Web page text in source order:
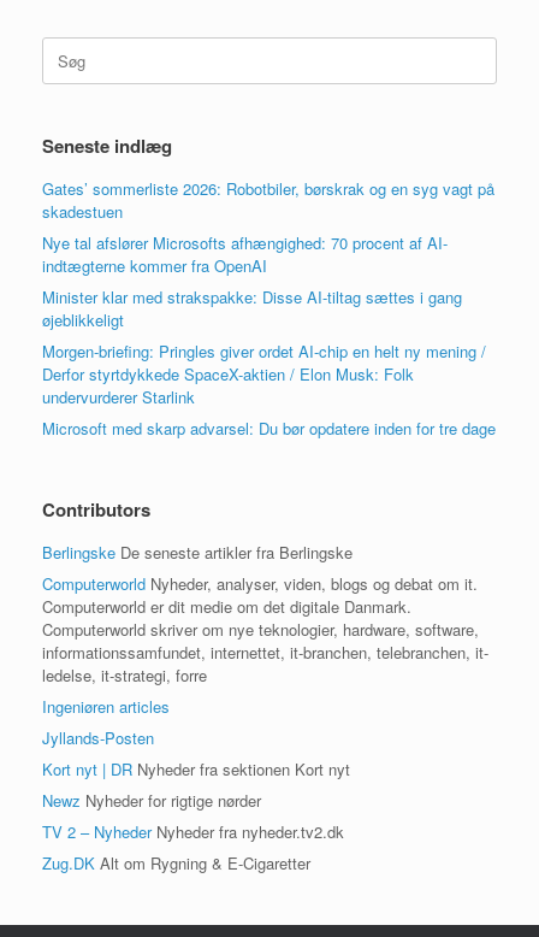
Søg
efter:
Seneste indlæg
Gates’ sommerliste 2026: Robotbiler, børskrak og en syg vagt på
skadestuen
Nye tal afslører Microsofts afhængighed: 70 procent af AI-
indtægterne kommer fra OpenAI
Minister klar med strakspakke: Disse AI-tiltag sættes i gang
øjeblikkeligt
Morgen-briefing: Pringles giver ordet AI-chip en helt ny mening /
Derfor styrtdykkede SpaceX-aktien / Elon Musk: Folk
undervurderer Starlink
Microsoft med skarp advarsel: Du bør opdatere inden for tre dage
Contributors
Berlingske De seneste artikler fra Berlingske
Computerworld Nyheder, analyser, viden, blogs og debat om it.
Computerworld er dit medie om det digitale Danmark.
Computerworld skriver om nye teknologier, hardware, software,
informationssamfundet, internettet, it-branchen, telebranchen, it-
ledelse, it-strategi, forre
Ingeniøren articles
Jyllands-Posten
Kort nyt | DR Nyheder fra sektionen Kort nyt
Newz Nyheder for rigtige nørder
TV 2 – NyhederNyheder fra nyheder.tv2.dk
Zug.DK Alt om Rygning & E-Cigaretter